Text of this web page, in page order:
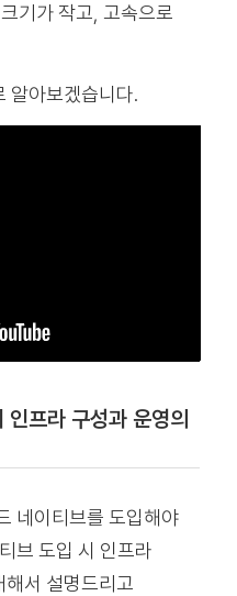
기가 작고, 고속으로
알아보겠습니다.
프라 구성과 운영의
네이티브를 도입해야
브 도입 시 인프라
서 설명드리고